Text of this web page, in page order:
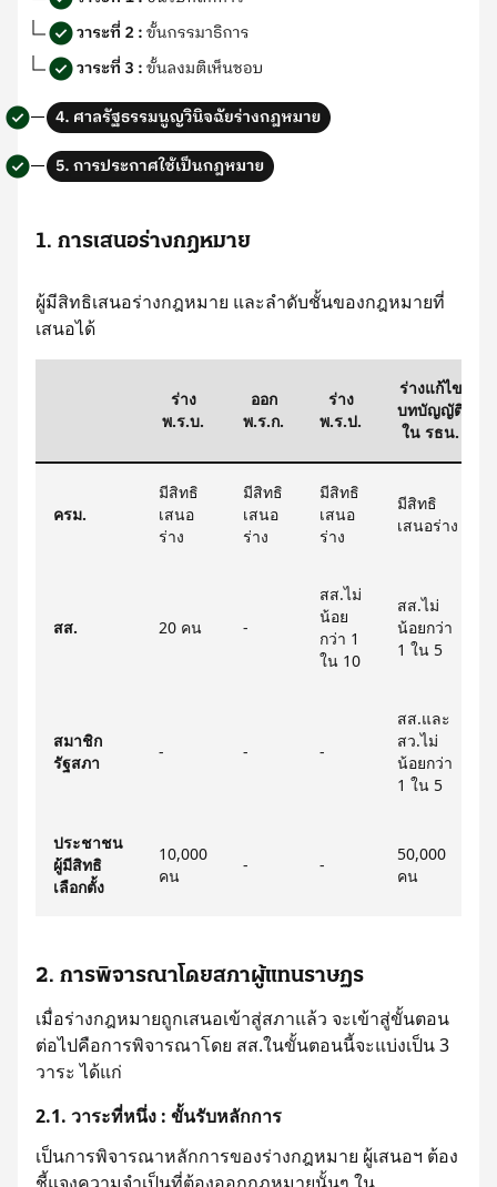
1. การเสนอร่างกฎหมาย
ผู้มีสิทธิเสนอร่างกฎหมาย และลำดับชั้นของกฎหมายที่
เสนอได้
ร่าง
พ.ร.บ.
ออก
พ.ร.ก.
ร่าง
พ.ร.ป.
ร่างแก้ไข
บทบัญญัติ
ใน รธน.
ครม.
มีสิทธิ
เสนอ
ร่าง
มีสิทธิ
เสนอ
ร่าง
มีสิทธิ
เสนอ
ร่าง
มีสิทธิ
เสนอร่าง
สส. 20 คน -
สส.ไม่
น้อย
กว่า 1
ใน 10
สส.ไม่
น้อยกว่า
1 ใน 5
สมาชิก
รัฐสภา
- - -
สส.และ
สว.ไม่
น้อยกว่า
1 ใน 5
ประชาชน
ผู้มีสิทธิ
เลือกตั้ง
10,000
คน
- -
50,000
คน
2. การพิจารณาโดยสภาผู้แทนราษฏร
เมื่อร่างกฎหมายถูกเสนอเข้าสู่สภาแล้ว จะเข้าสู่ขั้นตอน
ต่อไปคือการพิจารณาโดย สส.ในขั้นตอนนี้จะแบ่งเป็น 3
วาระ ได้แก่
2.1. วาระที่หนึ่ง : ขั้นรับหลักการ
เป็นการพิจารณาหลักการของร่างกฎหมาย ผู้เสนอฯ ต้อง